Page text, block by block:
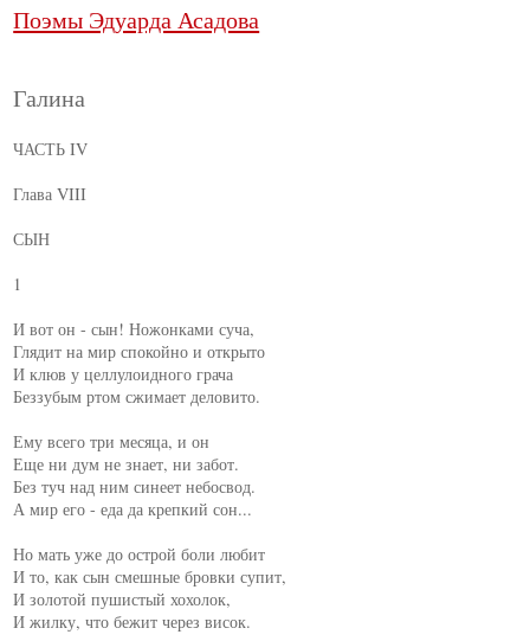
Поэмы Эдуарда Асадова
Галина
ЧАСТЬ IV
Глава VIII
СЫН
1
И вот он - сын! Ножонками суча,
Глядит на мир спокойно и открыто
И клюв у целлулоидного грача
Беззубым ртом сжимает деловито.
Ему всего три месяца, и он
Еще ни дум не знает, ни забот.
Без туч над ним синеет небосвод.
А мир его - еда да крепкий сон...
Но мать уже до острой боли любит
И то, как сын смешные бровки супит,
И золотой пушистый хохолок,
И жилку, что бежит через висок.